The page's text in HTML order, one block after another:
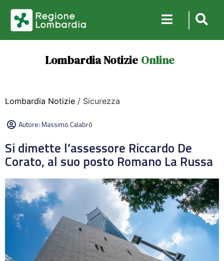
Lombardia Notizie Online
Lombardia Notizie / Sicurezza
Autore:Massimo Calabrò
Si dimette l’assessore Riccardo De
Corato, al suo posto Romano La Russa